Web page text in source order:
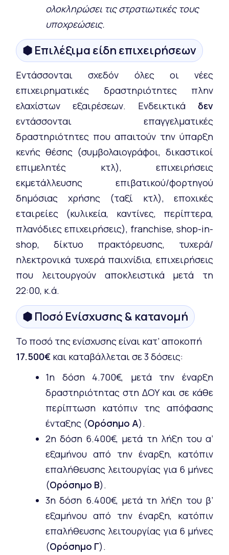
ολοκληρώσει τις στρατιωτικές τους
υποχρεώσεις.
⬢ Επιλέξιμα είδη επιχειρήσεων
Εντάσσονται σχεδόν όλες οι νέες
επιχειρηματικές δραστηριότητες πλην
ελαχίστων εξαιρέσεων. Ενδεικτικά δεν
εντάσσονται επαγγελματικές
δραστηριότητες που απαιτούν την ύπαρξη
κενής θέσης (συμβολαιογράφοι, δικαστικοί
επιμελητές κτλ), επιχειρήσεις
εκμετάλλευσης επιβατικού/φορτηγού
δημόσιας χρήσης (ταξί κτλ), εποχικές
εταιρείες (κυλικεία, καντίνες, περίπτερα,
πλανόδιες επιχειρήσεις), franchise, shop-in-
shop, δίκτυο πρακτόρευσης, τυχερά/
ηλεκτρονικά τυχερά παιχνίδια, επιχειρήσεις
που λειτουργούν αποκλειστικά μετά τη
22:00, κ.ά.
⬢ Ποσό Ενίσχυσης & κατανομή
Το ποσό της ενίσχυσης είναι κατ’ αποκοπή
17.500€ και καταβάλλεται σε 3 δόσεις:
1η δόση 4.700€, μετά την έναρξη
δραστηριότητας στη ΔΟΥ και σε κάθε
περίπτωση κατόπιν της απόφασης
ένταξης (Ορόσημο Α).
2η δόση 6.400€, μετά τη λήξη του α’
εξαμήνου από την έναρξη, κατόπιν
επαλήθευσης λειτουργίας για 6 μήνες
(Ορόσημο Β).
3η δόση 6.400€, μετά τη λήξη του β’
εξαμήνου από την έναρξη, κατόπιν
επαλήθευσης λειτουργίας για 6 μήνες
(Ορόσημο Γ).